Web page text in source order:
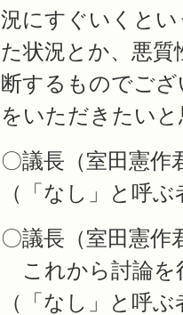
況にすぐいくと
た状況とか、悪
断するものでご
をいただきたい
〇議長（室田憲
（「なし」と呼
〇議長（室田憲
これから討論を
（「なし」と呼